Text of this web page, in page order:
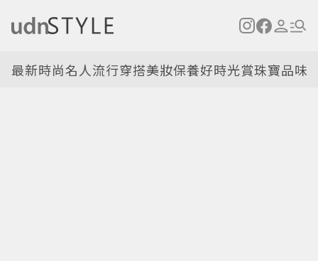
最新時尚名人流行穿搭美妝保養好時光賞珠寶品味